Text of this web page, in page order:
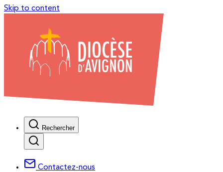
Skip to content
Rechercher
Contactez-nous